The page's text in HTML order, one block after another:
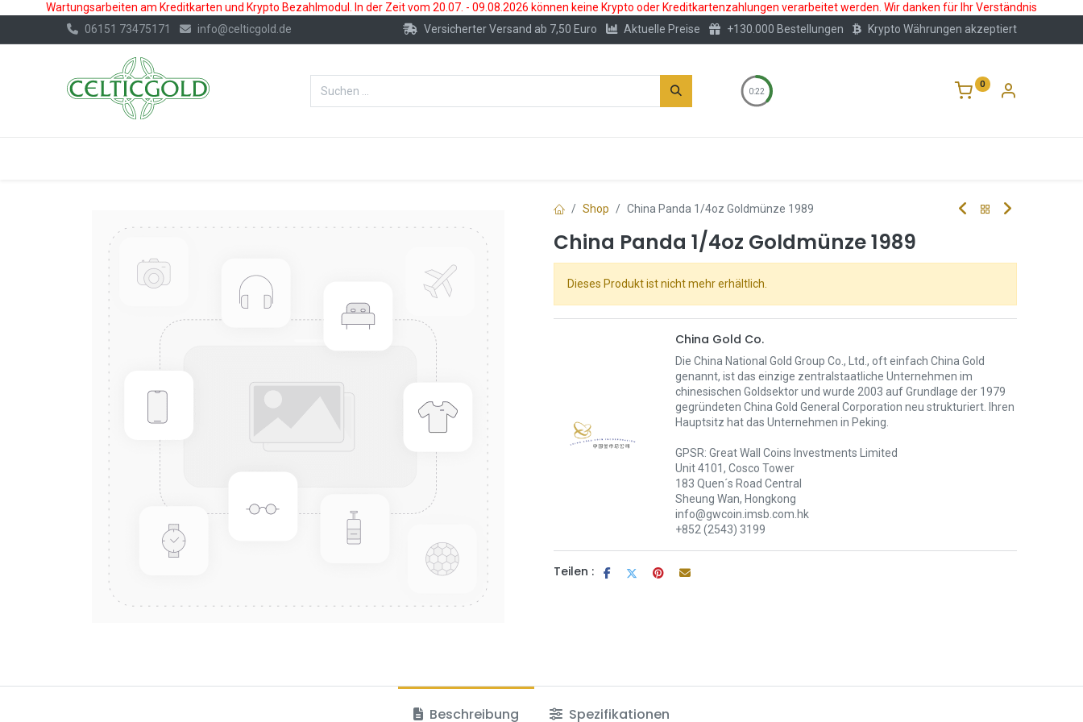
Wartungsarbeiten am Kreditkarten und Krypto Bezahlmodul. In der Zeit vom 20.07. - 09.08.2026 können keine Krypto oder Kreditkartenzahlungen verarbeitet werden. Wir danken für Ihr Verständnis
06151 73475171
info@celticgold.de Versicherter Versand ab 7,50 Euro Aktuelle Preise +130.000 Bestellungen Krypto Währungen akzeptiert
0:22
0
Shop China Panda 1/4oz Goldmünze 1989
China Panda 1/4oz Goldmünze 1989
Dieses Produkt ist nicht mehr erhältlich.
China Gold Co.
Die China National Gold Group Co., Ltd., oft einfach China Gold
genannt, ist das einzige zentralstaatliche Unternehmen im
chinesischen Goldsektor und wurde 2003 auf Grundlage der 1979
gegründeten China Gold General Corporation neu strukturiert. Ihren
Hauptsitz hat das Unternehmen in Peking.
GPSR: Great Wall Coins Investments Limited
Unit 4101, Cosco Tower
183 Quen´s Road Central
Sheung Wan, Hongkong
info@gwcoin.imsb.com.hk
+852 (2543) 3199
Teilen :
Beschreibung Spezifikationen